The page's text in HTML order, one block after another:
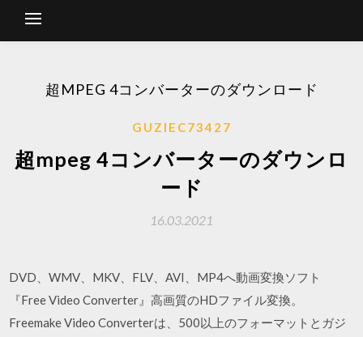
超MPEG 4コンバーターのダウンロード
GUZIEC73427
超mpeg 4コンバーターのダウンロ
ード
16.03.2021
DVD、WMV、MKV、FLV、AVI、MP4へ動画変換ソフト
『Free Video Converter』高画質のHDファイル変換。
Freemake Video Converterは、500以上のフォーマットとガジ